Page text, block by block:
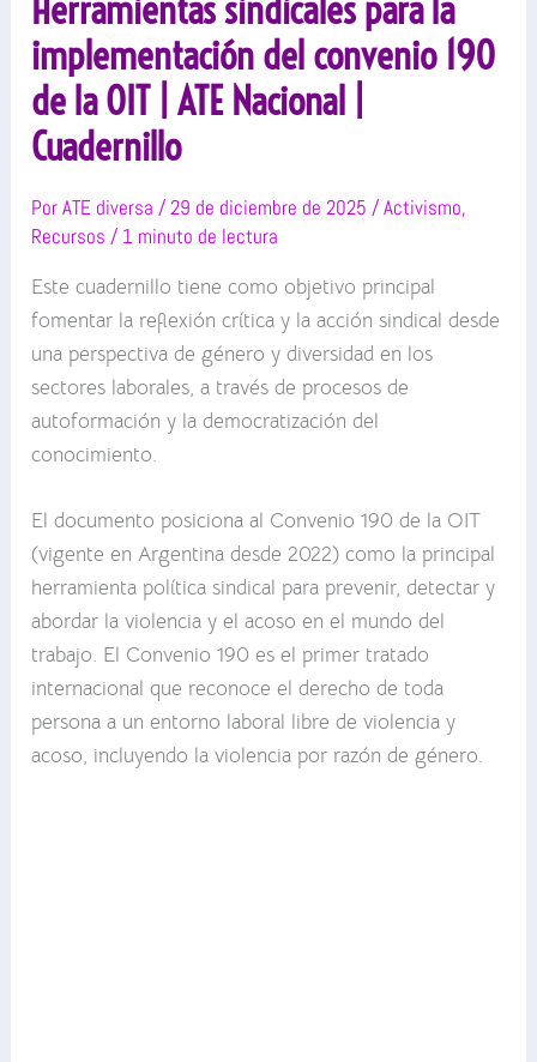
Herramientas sindicales para la
implementación del convenio 190
de la OIT | ATE Nacional |
Cuadernillo
PorATE diversa/29 de diciembre de 2025/Activismo,
Recursos / 1 minuto de lectura
Este cuadernillo tiene como objetivo principal
fomentar la reflexión crítica y la acción sindical desde
una perspectiva de género y diversidad en los
sectores laborales, a través de procesos de
autoformación y la democratización del
conocimiento.
El documento posiciona al Convenio 190 de la OIT
(vigente en Argentina desde 2022) como la principal
herramienta política sindical para prevenir, detectar y
abordar la violencia y el acoso en el mundo del
trabajo. El Convenio 190 es el primer tratado
internacional que reconoce el derecho de toda
persona a un entorno laboral libre de violencia y
acoso, incluyendo la violencia por razón de género.